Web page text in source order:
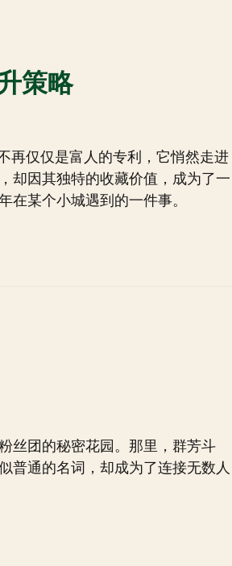
策略
再仅仅是富人的专利，它悄然走进
却因其独特的收藏价值，成为了一
在某个小城遇到的一件事。
丝团的秘密花园。那里，群芳斗
普通的名词，却成为了连接无数人